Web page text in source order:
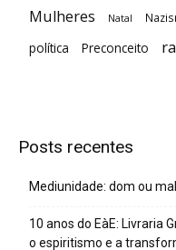
Mulheres Natal
política Preconceito
Posts recentes
Mediunidade: dom ou
10 anos do EàE: Livraria
o espiritismo e a